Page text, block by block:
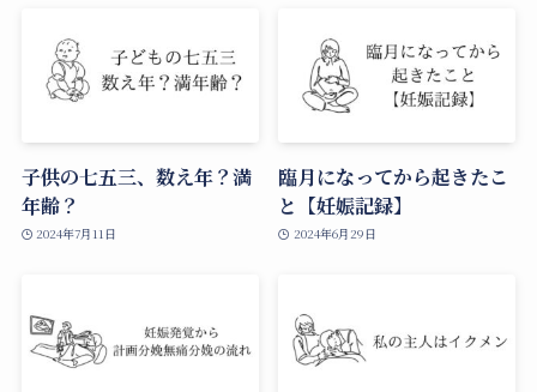
子供の七五三、数え年？満
年齢？
2024年7月11日
臨月になってから起きたこ
と【妊娠記録】
2024年6月29日